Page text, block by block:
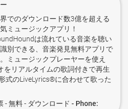
でのダウンロード数3億を超える
ミュージックアプリ！
は流れている音楽を聴い
別できる、音楽発見無料アプリで
ミュージックプレーヤーを使え
をリアルタイムの歌詞付きで再生
式のLiveLyrics®に合わせて歌った
- 無料 - ダウンロード - Phone: